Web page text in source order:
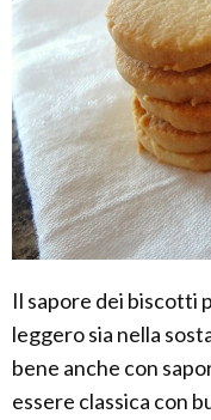
Il sapore dei biscotti
leggero sia nella
bene anche con
essere classica con